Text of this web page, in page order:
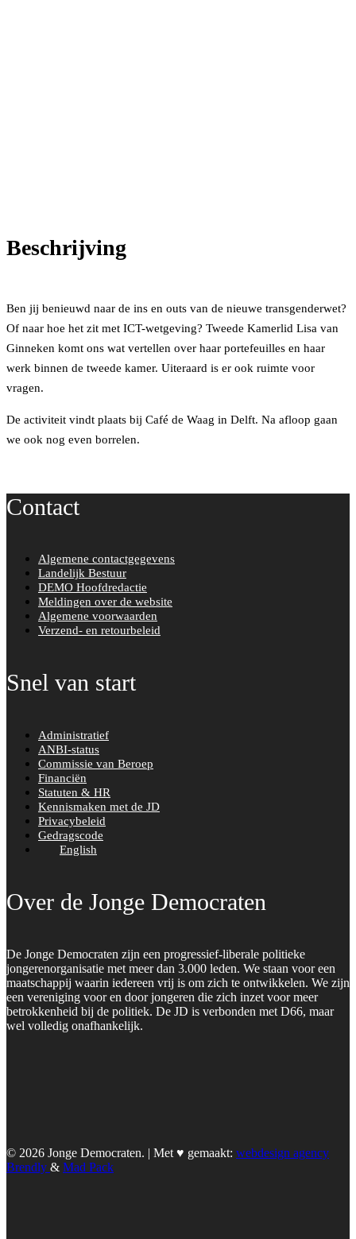
Beschrijving
Ben jij benieuwd naar de ins en outs van de nieuwe transgenderwet?
Of naar hoe het zit met ICT-wetgeving? Tweede Kamerlid Lisa van
Ginneken komt ons wat vertellen over haar portefeuilles en haar
werk binnen de tweede kamer. Uiteraard is er ook ruimte voor
vragen.
De activiteit vindt plaats bij Café de Waag in Delft. Na afloop gaan
we ook nog even borrelen.
Contact
Algemene contactgegevens
Landelijk Bestuur
DEMO Hoofdredactie
Meldingen over de website
Algemene voorwaarden
Verzend- en retourbeleid
Snel van start
Administratief
ANBI-status
Commissie van Beroep
Financiën
Statuten & HR
Kennismaken met de JD
Privacybeleid
Gedragscode
English
Over de Jonge Democraten
De Jonge Democraten zijn een progressief-liberale politieke
jongerenorganisatie met meer dan 3.000 leden. We staan voor een
maatschappij waarin iedereen vrij is om zich te ontwikkelen. We zijn
een vereniging voor en door jongeren die zich inzet voor meer
betrokkenheid bij de politiek. De JD is verbonden met D66, maar
wel volledig onafhankelijk.
© 2026 Jonge Democraten. | Met ♥︎ gemaakt: webdesign agency
Brendly & Mad Pack